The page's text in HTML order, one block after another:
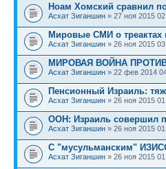
Ноам Хомский сравнил
Асхат Зиганшин » 27 ноя 2015
Мировые СМИ о треактах
Асхат Зиганшин » 26 ноя 2015
МИРОВАЯ ВОЙНА
Асхат Зиганшин » 22 фев 2014
Пенсионный Израиль:
Асхат Зиганшин » 26 ноя 2015
ООН: Израиль совершил
Асхат Зиганшин » 26 ноя 2015
С "мусульманским"
Асхат Зиганшин » 26 ноя 2015